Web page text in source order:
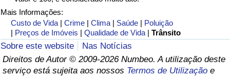
Mais Informações:
Custo de Vida |Crime |Clima | Saúde | Poluição
| Preços de Imóveis |Qualidade de Vida |Trânsito
Sobre este website
Nas Notícias
Direitos de Autor © 2009-2026 Numbeo. A utilização deste
serviço está sujeita aos nossos Termos de Utilização e